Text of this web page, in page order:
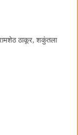
ठाकूर, शकुंतला